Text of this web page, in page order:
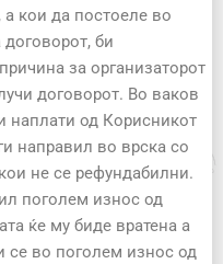
а кои да постоеле во
би
за организаторот
договорот. Во ваков
наплати од Корисникот
направил во врска со
не се рефундабилни.
поголем износ од
ќе му биде вратена а
се во поголем износ од